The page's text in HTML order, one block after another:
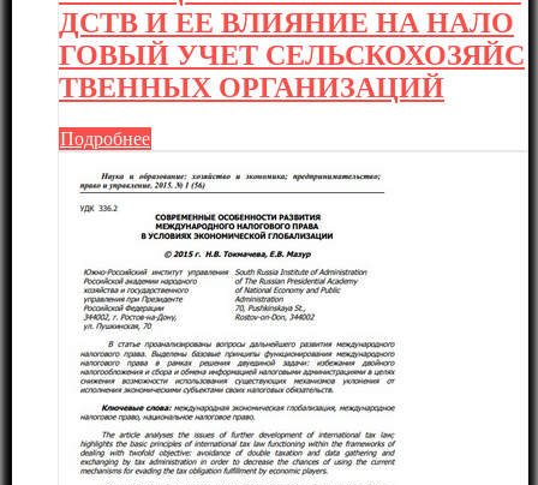
ДСТВ И ЕЕ ВЛИЯНИЕ НА НАЛО
ГОВЫЙ УЧЕТ СЕЛЬСКОХОЗЯЙС
ТВЕННЫХ ОРГАНИЗАЦИЙ
Подробнее